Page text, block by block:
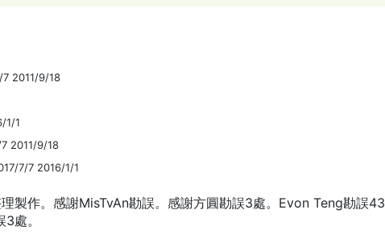
2011/9/18
1/1
2011/9/18
7/7 2016/1/1
製作。感謝MisTvAn勘誤。感謝方圓勘誤3處。Evon Teng勘誤43
處。